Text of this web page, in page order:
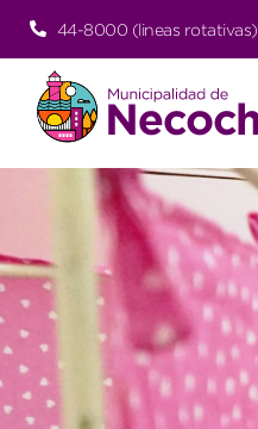
44-8000 (lineas rotativas)